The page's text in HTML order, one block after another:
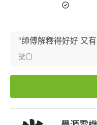
“師傅解釋得好好 又
梁〇